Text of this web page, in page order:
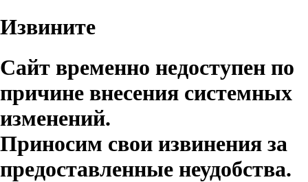
Извините
Сайт временно недоступен по
причине внесения системных
изменений.
Приносим свои извинения за
предоставленные неудобства.